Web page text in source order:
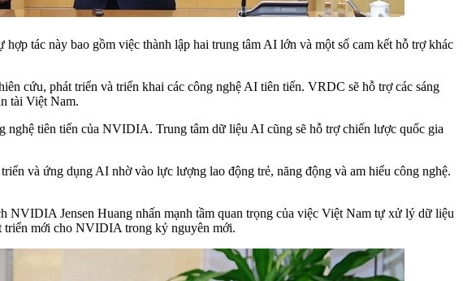
hợp tác này bao gồm việc thành lập hai trung tâm AI lớn và một số cam kết hỗ trợ khác
cứu, phát triển và triển khai các công nghệ AI tiên tiến. VRDC sẽ hỗ trợ các sáng
tài Việt Nam.
nghệ tiên tiến của NVIDIA. Trung tâm dữ liệu AI cũng sẽ hỗ trợ chiến lược quốc gia
và ứng dụng AI nhờ vào lực lượng lao động trẻ, năng động và am hiểu công nghệ.
Jensen Huang nhấn mạnh tầm quan trọng của việc Việt Nam tự xử lý dữ liệu
triển mới cho NVIDIA trong kỷ nguyên mới.